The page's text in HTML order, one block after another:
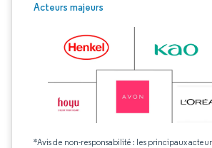
Acteurs majeurs
*Avis de non-responsabilité : les principaux